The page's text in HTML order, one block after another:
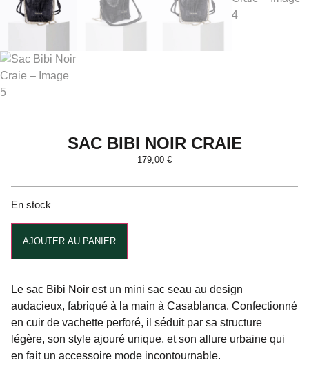
SAC BIBI NOIR CRAIE
179,00 €
En stock
AJOUTER AU PANIER
Le sac Bibi Noir est un mini sac seau au design
audacieux, fabriqué à la main à Casablanca. Confectionné
en cuir de vachette perforé, il séduit par sa structure
légère, son style ajouré unique, et son allure urbaine qui
en fait un accessoire mode incontournable.